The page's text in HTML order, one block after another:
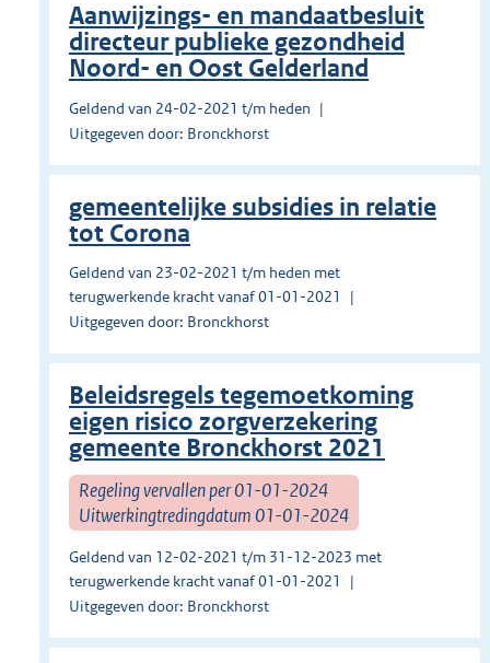
Aanwijzings- en mandaatbesluit
directeur publieke gezondheid
Noord- en Oost Gelderland
Geldend van 24-02-2021 t/m heden
Uitgegeven door: Bronckhorst
gemeentelijke subsidies in relatie
tot Corona
Geldend van 23-02-2021 t/m heden met
terugwerkende kracht vanaf 01-01-2021
Uitgegeven door: Bronckhorst
Beleidsregels tegemoetkoming
eigen risico zorgverzekering
gemeente Bronckhorst 2021
Regeling vervallen per 01-01-2024
Uitwerkingtredingdatum 01-01-2024
Geldend van 12-02-2021 t/m 31-12-2023 met
terugwerkende kracht vanaf 01-01-2021
Uitgegeven door: Bronckhorst